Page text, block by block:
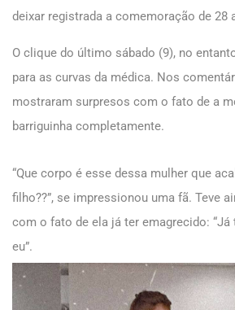
deixar registrada a comemoração de 28
O clique do último sábado (9), no
para as curvas da médica. Nos
mostraram surpresos com o fato de a
barriguinha completamente.
“Que corpo é esse dessa mulher que
filho??”, se impressionou uma fã. Teve
com o fato de ela já ter emagrecido:
eu”.